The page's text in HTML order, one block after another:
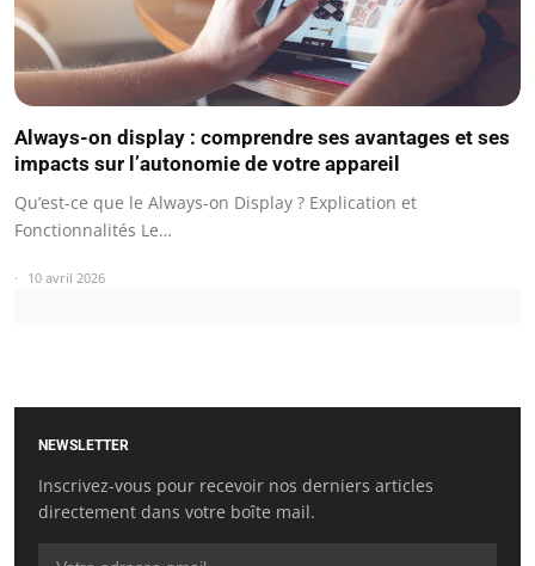
Always-on display : comprendre ses avantages et ses
impacts sur l’autonomie de votre appareil
Qu’est-ce que le Always-on Display ? Explication et
Fonctionnalités Le…
10 avril 2026
NEWSLETTER
Inscrivez-vous pour recevoir nos derniers articles
directement dans votre boîte mail.